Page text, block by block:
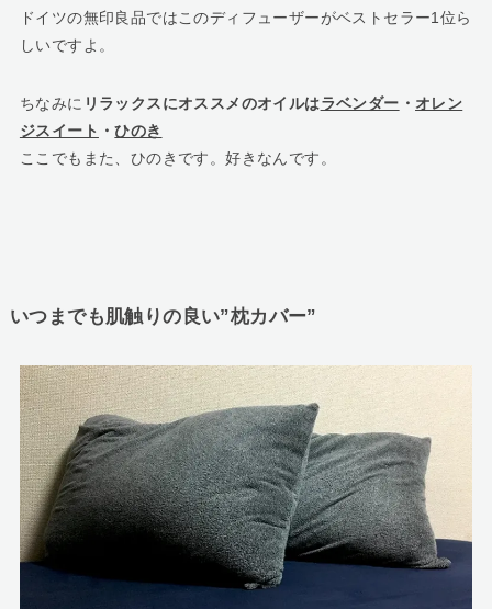
ドイツの無印良品ではこのディフューザーがベストセラー1位ら
しいですよ。
ちなみに リラックスにオススメのオイルはラベンダー ・ オレン
ジスイート ・ひのき
ここでもまた、ひのきです。好きなんです。
いつまでも肌触りの良い”枕カバー”